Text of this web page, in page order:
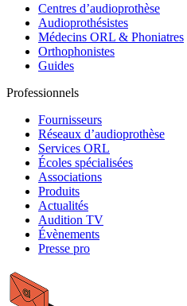
Centres d’audioprothèse
Audioprothésistes
Médecins ORL & Phoniatres
Orthophonistes
Guides
Professionnels
Fournisseurs
Réseaux d’audioprothèse
Services ORL
Écoles spécialisées
Associations
Produits
Actualités
Audition TV
Évènements
Presse pro